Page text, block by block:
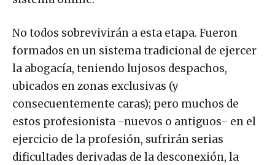
No todos sobrevivirán a esta etapa. Fueron
formados en un sistema tradicional de ejercer
la abogacía, teniendo lujosos despachos,
ubicados en zonas exclusivas (y
consecuentemente caras); pero muchos de
estos profesionista -nuevos o antiguos- en el
ejercicio de la profesión, sufrirán serias
dificultades derivadas de la desconexión, la